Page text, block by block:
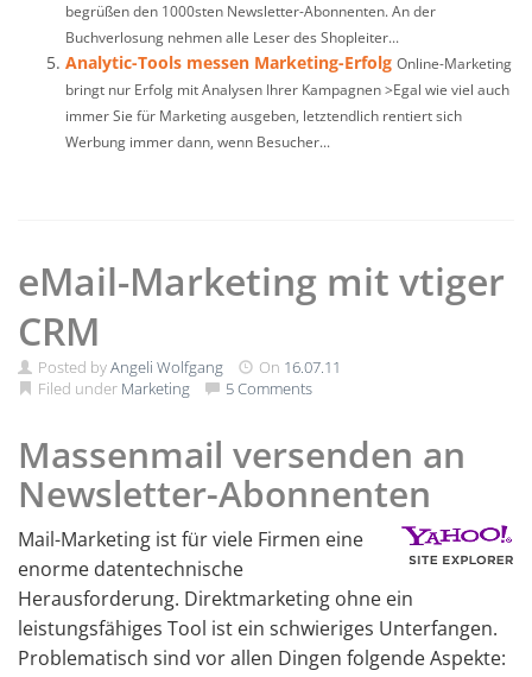
begrüßen den 1000sten Newsletter-Abonnenten. An der
Buchverlosung nehmen alle Leser des Shopleiter...
Analytic-Tools messen Marketing-Erfolg Online-Marketing
bringt nur Erfolg mit Analysen Ihrer Kampagnen >Egal wie viel auch
immer Sie für Marketing ausgeben, letztendlich rentiert sich
Werbung immer dann, wenn Besucher...
eMail-Marketing mit vtiger
CRM
Posted byAngeli Wolfgang On 16.07.11
Filed under Marketing 5 Comments
Massenmail versenden an
Newsletter-Abonnenten
Mail-Marketing ist für viele Firmen eine
enorme datentechnische
Herausforderung. Direktmarketing ohne ein
leistungsfähiges Tool ist ein schwieriges Unterfangen.
Problematisch sind vor allen Dingen folgende Aspekte: